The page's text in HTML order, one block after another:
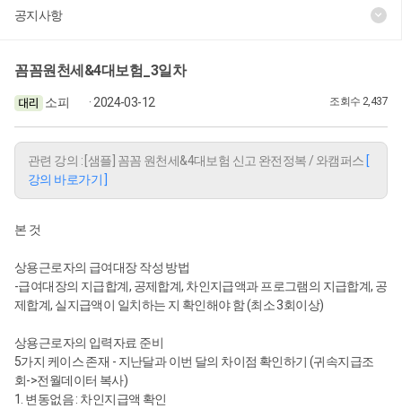
공지사항
꼼꼼원천세&4대보험_3일차
소피 · 2024-03-12 조회수 2,437
관련 강의 : [샘플] 꼼꼼 원천세&4대보험 신고 완전정복 / 와캠퍼스 [
강의 바로가기 ]
본 것
상용근로자의 급여대장 작성 방법
-급여대장의 지급합계, 공제합계, 차인지급액과 프로그램의 지급합계, 공
제합계, 실지급액이 일치하는 지 확인해야 함 (최소 3회이상)
상용근로자의 입력자료 준비
5가지 케이스 존재 - 지난달과 이번 달의 차이점 확인하기 (귀속지급조
회->전월데이터 복사)
1. 변동없음 : 차인지급액 확인